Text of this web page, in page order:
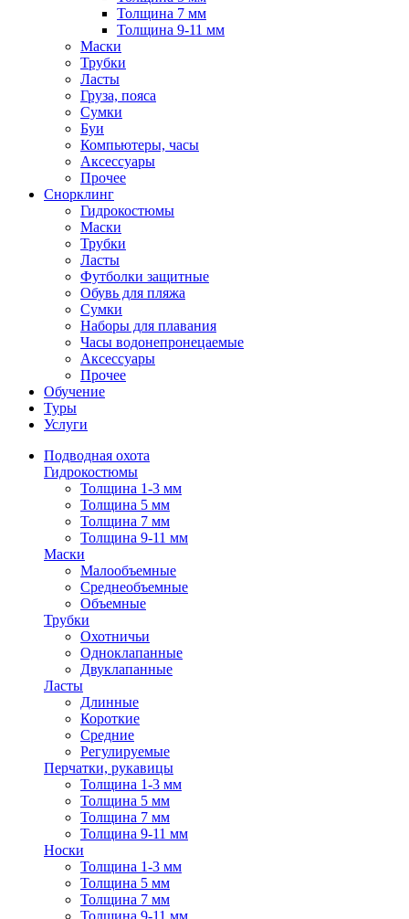
Толщина 7 мм
Толщина 9-11 мм
Маски
Трубки
Ласты
Груза, пояса
Сумки
Буи
Компьютеры, часы
Аксессуары
Прочее
Снорклинг
Гидрокостюмы
Маски
Трубки
Ласты
Футболки защитные
Обувь для пляжа
Сумки
Наборы для плавания
Часы водонепронецаемые
Аксессуары
Прочее
Обучение
Туры
Услуги
Подводная охота
Гидрокостюмы
Толщина 1-3 мм
Толщина 5 мм
Толщина 7 мм
Толщина 9-11 мм
Маски
Малообъемные
Среднеобъемные
Объемные
Трубки
Охотничьи
Одноклапанные
Двуклапанные
Ласты
Длинные
Короткие
Средние
Регулируемые
Перчатки, рукавицы
Толщина 1-3 мм
Толщина 5 мм
Толщина 7 мм
Толщина 9-11 мм
Носки
Толщина 1-3 мм
Толщина 5 мм
Толщина 7 мм
Толщина 9-11 мм